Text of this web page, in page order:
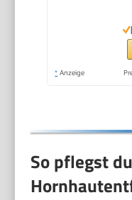
* Anzeige
So pflegst